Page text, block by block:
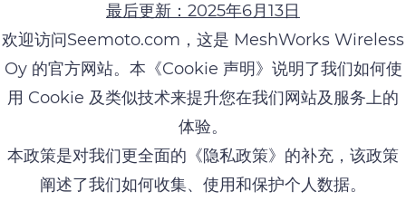
最后更新：2025年6月13日
欢迎访问Seemoto.com，这是 MeshWorks Wireless
Oy 的官方网站。本《Cookie 声明》说明了我们如何使
用 Cookie 及类似技术来提升您在我们网站及服务上的
体验。
本政策是对我们更全面的《隐私政策》的补充，该政策
阐述了我们如何收集、使用和保护个人数据。